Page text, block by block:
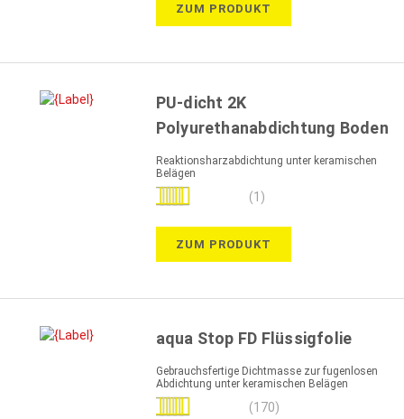
ZUM PRODUKT
PU-dicht 2K
Polyurethanabdichtung Boden
Reaktionsharzabdichtung unter keramischen
Belägen
Bewertung:
(1)
ZUM PRODUKT
aqua Stop FD Flüssigfolie
Gebrauchsfertige Dichtmasse zur fugenlosen
Abdichtung unter keramischen Belägen
Bewertung:
(170)